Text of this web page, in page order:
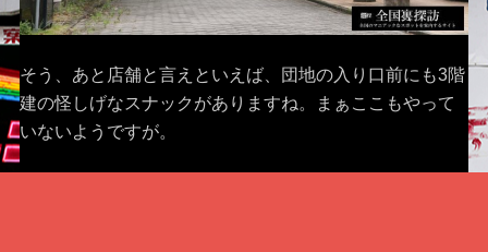
そう、あと店舗と言えといえば、団地の入り口前にも3階
建の怪しげなスナックがありますね。まぁここもやって
いないようですが。